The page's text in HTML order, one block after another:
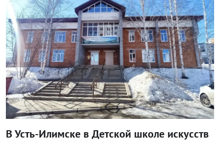
В Усть-Илимске в Детской школе искусств